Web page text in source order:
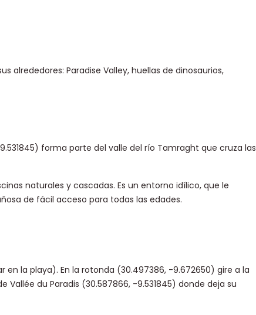
alrededores: Paradise Valley, huellas de dinosaurios,
forma parte del valle del río Tamraght que cruza las
naturales y cascadas. Es un entorno idílico, que le
de fácil acceso para todas las edades.
la playa). En la rotonda (30.497386, -9.672650) gire a la
du Paradis (30.587866, -9.531845) donde deja su